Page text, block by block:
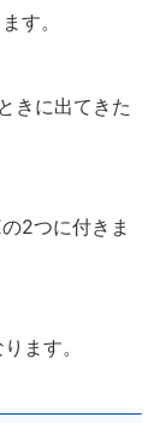
す。
きに出てきた
2つに付きま
ます。